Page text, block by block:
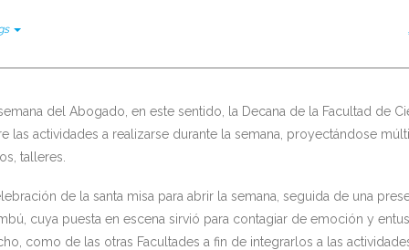
del Abogado, en este sentido, la Decana de la Facultad de
las actividades a realizarse durante la semana, proyectándose
talleres.
de la santa misa para abrir la semana, seguida de una
cuya puesta en escena sirvió para contagiar de emoción y
como de las otras Facultades a fin de integrarlos a las